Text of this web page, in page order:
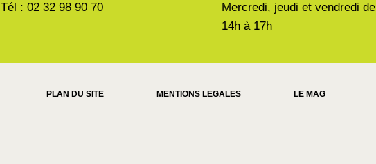
Tél : 02 32 98 90 70
Mercredi, jeudi et vendredi de
14h à 17h
PLAN DU SITE MENTIONS LEGALES LE MAG